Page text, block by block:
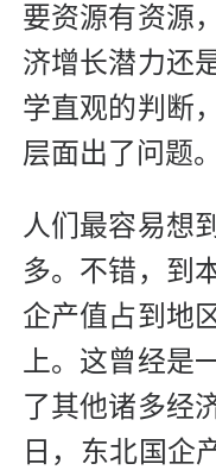
要资源有资源
济增长潜力还
学直观的判断
层面出了问题。
人们最容易想
多。不错，到
企产值占到地
上。这曾经是
了其他诸多经
日，东北国企